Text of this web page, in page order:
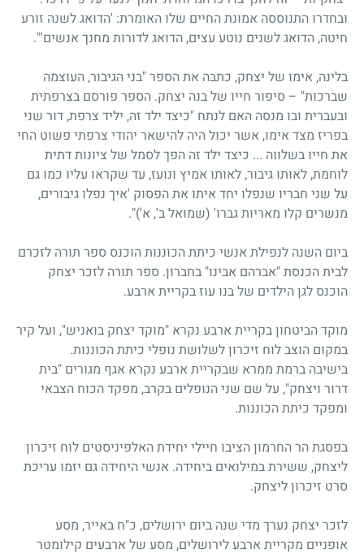
ובחדרו התנוססה אמונת החיים שלו האומרת: 'הדואג לשנה זורע
חיטה, הדואג לשנים נוטע עצים, הדואג לדורות מחנך אנשים'".
בלינה, אימו של יצחק, כתבה את הספר "בני הגיבור, העוצמה
שברכות" – סיפור חייו של בנה יצחק. הספר פורסם בצרפתית
ובעברית ובו מנסה האם לנתח "כיצד ילד זה, יליד צרפת, דור שני
בפריז מצד אימו, אשר יכול היה להישאר יהודי צרפתי פשוט החי
את חייו בשלווה ... כיצד ילד זה הפך לסמל של ציונות דתית
לוחמת, לאותו גיבור, לאותו אמיץ ונועז, עד שקראו עליו כמו גם
על שני חבריו שנפלו יחד איתו את הפסוק 'איך נפלו גיבורים,
מנשרים קלו מאריות גברו' (שמואל ב', א')".
ביום השנה לנפילת אנשי כיתת הכוננות הוכנס ספר תורה לזכרם
לבית הכנסת "אברהם אבינו" בחברון. ספר תורה לזכר יצחק
הוכנס לגן הילדים של בנו עוז בקריית ארבע.
מוקד הביטחון בקריית ארבע נקרא "מוקד יצחק בואניש", ועל קיר
במקום הוצב לוח זיכרון לשלושת נופלי כיתת הכוננות.
בישיבה ברמת ממרא שבקריית ארבע נקרא אגף מגורים "בית
דרור ויצחק", על שם שני הנופלים בקרב, מפקד הכוח הצבאי
ומפקד כיתת הכוננות.
בפסגת הר החרמון הציבו חיילי יחידת האלפיניסטים לוח זיכרון
ליצחק, ששירת במילואים ביחידה. אנשי היחידה גם יזמו עריכת
סרט זיכרון ליצחק.
לזכר יצחק נערך מדי שנה ביום ירושלים, כ"ח באייר, מסע
אופניים מקריית ארבע לירושלים, מסע של ארבעים קילומטר